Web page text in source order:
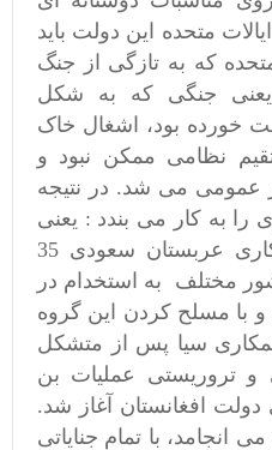
متحده این دولت باید
که به تازگی از جنگ
یعنی جنگی که به شکل
خورده بود، اشغال خاک
نظامی ممکن نبود و
عمومی می شد. در نتیجه
را به کار می بندد : یعنی
جنگ غیر مستقیم. با همکاری عربستان سعودی 35
را از 40 کشور مختلف به استخدام در
و با مسلح کردن این گروه
سیا پس از متشکل
تروریستی عملیات بن
افغانستان آغاز شد.
انجامد، با تمام جنایاتی